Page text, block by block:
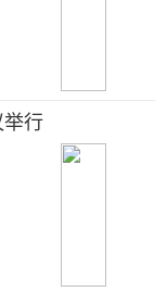
举行